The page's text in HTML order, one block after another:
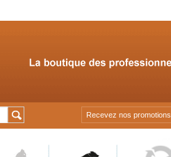
Recevez nos promotions